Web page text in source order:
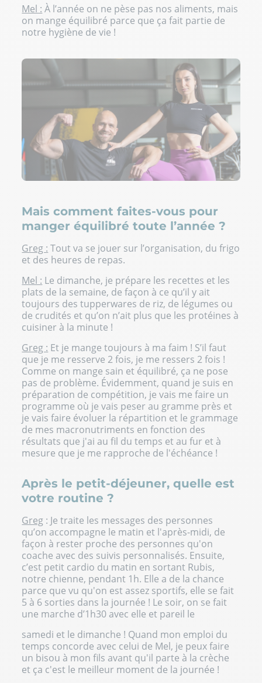
Mel : À l’année on ne pèse pas nos aliments, mais
on mange équilibré parce que ça fait partie de
notre hygiène de vie !
Mais comment faites-vous pour
manger équilibré toute l’année ?
Greg : Tout va se jouer sur l’organisation, du frigo
et des heures de repas.
Mel : Le dimanche, je prépare les recettes et les
plats de la semaine, de façon à ce qu’il y ait
toujours des tupperwares de riz, de légumes ou
de crudités et qu’on n’ait plus que les protéines à
cuisiner à la minute !
Greg : Et je mange toujours à ma faim ! S’il faut
que je me resserve 2 fois, je me ressers 2 fois !
Comme on mange sain et équilibré, ça ne pose
pas de problème. Évidemment, quand je suis en
préparation de compétition, je vais me faire un
programme où je vais peser au gramme près et
je vais faire évoluer la répartition et le grammage
de mes macronutriments en fonction des
résultats que j'ai au fil du temps et au fur et à
mesure que je me rapproche de l'échéance !
Après le petit-déjeuner, quelle est
votre routine ?
Greg : Je traite les messages des personnes
qu’on accompagne le matin et l'après-midi, de
façon à rester proche des personnes qu'on
coache avec des suivis personnalisés. Ensuite,
c’est petit cardio du matin en sortant Rubis,
notre chienne, pendant 1h. Elle a de la chance
parce que vu qu'on est assez sportifs, elle se fait
5 à 6 sorties dans la journée ! Le soir, on se fait
une marche d’1h30 avec elle et pareil le
samedi et le dimanche ! Quand mon emploi du
temps concorde avec celui de Mel, je peux faire
un bisou à mon fils avant qu'il parte à la crèche
et ça c'est le meilleur moment de la journée !